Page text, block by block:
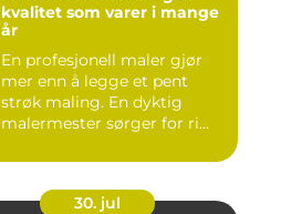
kvalitet som varer i mange
år
En profesjonell maler gjør
mer enn å legge et pent
strøk maling. En dyktig
malermester sørger for ri...
30. jul